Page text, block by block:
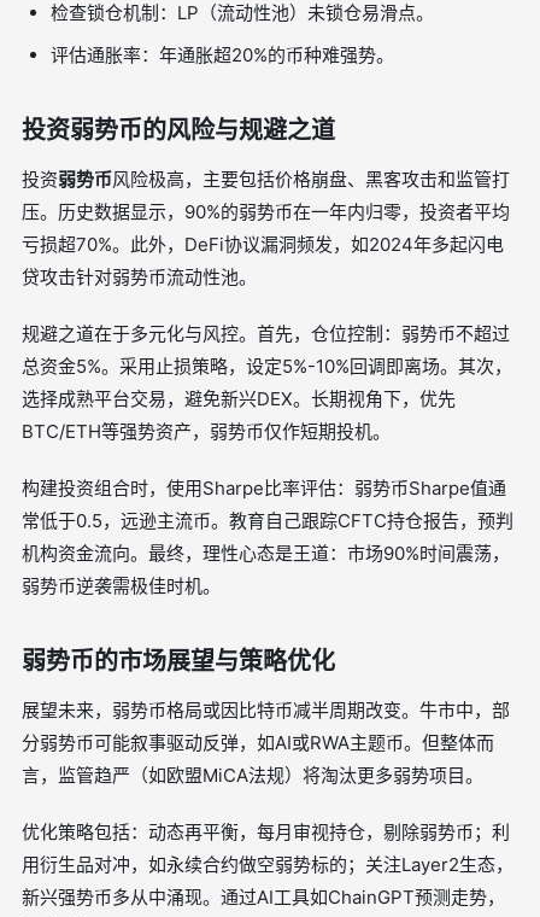
检查锁仓机制：LP（流动性池）未锁仓易滑点。
评估通胀率：年通胀超20%的币种难强势。
投资弱势币的风险与规避之道
投资弱势币风险极高，主要包括价格崩盘、黑客攻击和监管打
压。历史数据显示，90%的弱势币在一年内归零，投资者平均
亏损超70%。此外，DeFi协议漏洞频发，如2024年多起闪电
贷攻击针对弱势币流动性池。
规避之道在于多元化与风控。首先，仓位控制：弱势币不超过
总资金5%。采用止损策略，设定5%-10%回调即离场。其次，
选择成熟平台交易，避免新兴DEX。长期视角下，优先
BTC/ETH等强势资产，弱势币仅作短期投机。
构建投资组合时，使用Sharpe比率评估：弱势币Sharpe值通
常低于0.5，远逊主流币。教育自己跟踪CFTC持仓报告，预判
机构资金流向。最终，理性心态是王道：市场90%时间震荡，
弱势币逆袭需极佳时机。
弱势币的市场展望与策略优化
展望未来，弱势币格局或因比特币减半周期改变。牛市中，部
分弱势币可能叙事驱动反弹，如AI或RWA主题币。但整体而
言，监管趋严（如欧盟MiCA法规）将淘汰更多弱势项目。
优化策略包括：动态再平衡，每月审视持仓，剔除弱势币；利
用衍生品对冲，如永续合约做空弱势标的；关注Layer2生态，
新兴强势币多从中涌现。通过AI工具如ChainGPT预测走势，